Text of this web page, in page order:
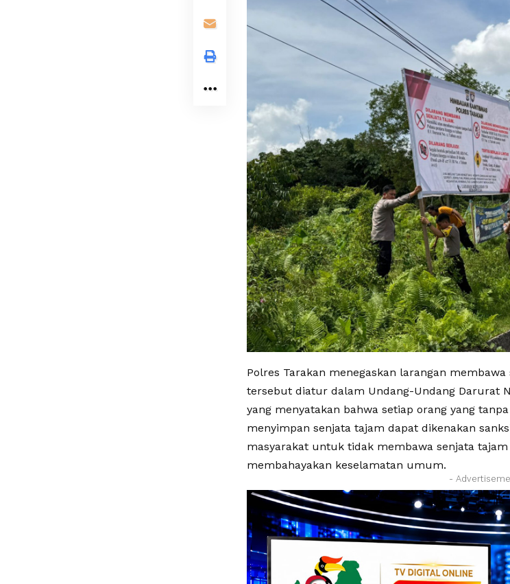
Polres Tarakan menegaskan larangan
tersebut diatur dalam Undang-Undang Darurat
yang menyatakan bahwa setiap orang yang
menyimpan senjata tajam dapat dikenakan
masyarakat untuk tidak membawa senjata
membahayakan keselamatan umum.
-